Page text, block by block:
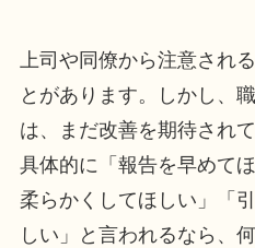
上司や同僚から注意され
とがあります。しかし、
は、まだ改善を期待され
具体的に「報告を早めて
柔らかくしてほしい」「
しい」と言われるなら、